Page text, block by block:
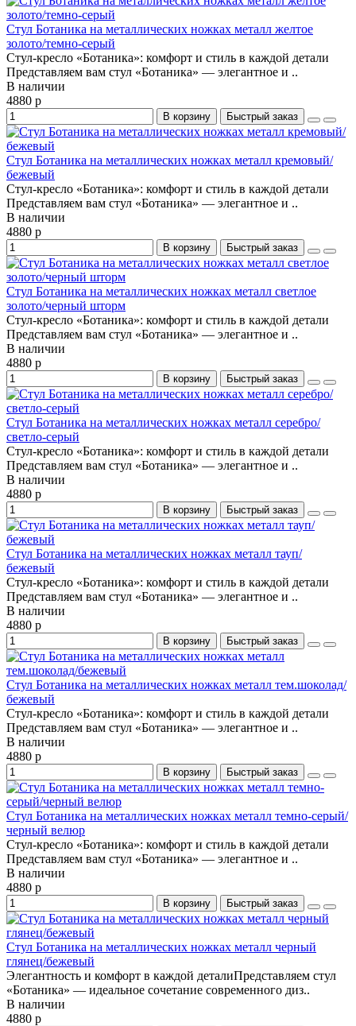
Стул Ботаника на металлических ножках металл желтое
золото/темно-серый
Стул-кресло «Ботаника»: комфорт и стиль в каждой детали
Представляем вам стул «Ботаника» — элегантное и ..
В наличии
4880 р
В корзину Быстрый заказ
Стул Ботаника на металлических ножках металл кремовый/
бежевый
Стул-кресло «Ботаника»: комфорт и стиль в каждой детали
Представляем вам стул «Ботаника» — элегантное и ..
В наличии
4880 р
В корзину Быстрый заказ
Стул Ботаника на металлических ножках металл светлое
золото/черный шторм
Стул-кресло «Ботаника»: комфорт и стиль в каждой детали
Представляем вам стул «Ботаника» — элегантное и ..
В наличии
4880 р
В корзину Быстрый заказ
Стул Ботаника на металлических ножках металл серебро/
светло-серый
Стул-кресло «Ботаника»: комфорт и стиль в каждой детали
Представляем вам стул «Ботаника» — элегантное и ..
В наличии
4880 р
В корзину Быстрый заказ
Стул Ботаника на металлических ножках металл тауп/
бежевый
Стул-кресло «Ботаника»: комфорт и стиль в каждой детали
Представляем вам стул «Ботаника» — элегантное и ..
В наличии
4880 р
В корзину Быстрый заказ
Стул Ботаника на металлических ножках металл тем.шоколад/
бежевый
Стул-кресло «Ботаника»: комфорт и стиль в каждой детали
Представляем вам стул «Ботаника» — элегантное и ..
В наличии
4880 р
В корзину Быстрый заказ
Стул Ботаника на металлических ножках металл темно-серый/
черный велюр
Стул-кресло «Ботаника»: комфорт и стиль в каждой детали
Представляем вам стул «Ботаника» — элегантное и ..
В наличии
4880 р
В корзину Быстрый заказ
Стул Ботаника на металлических ножках металл черный
глянец/бежевый
Элегантность и комфорт в каждой деталиПредставляем стул
«Ботаника» — идеальное сочетание современного диз..
В наличии
4880 р